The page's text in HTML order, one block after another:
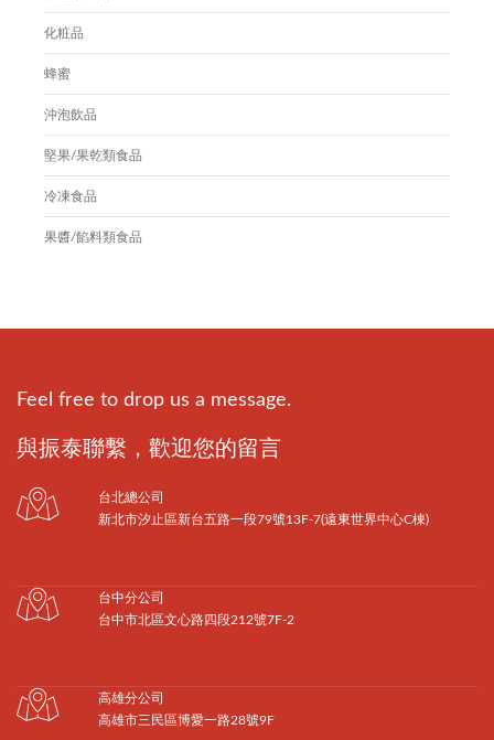
化粧品
蜂蜜
沖泡飲品
堅果/果乾類食品
冷凍食品
果醬/餡料類食品
Feel free to drop us a message.
與振泰聯繫，歡迎您的留言
台北總公司
新北市汐止區新台五路一段79號13F-7(遠東世界中心C棟)
台中分公司
台中市北區文心路四段212號7F-2
高雄分公司
高雄市三民區博愛一路28號9F